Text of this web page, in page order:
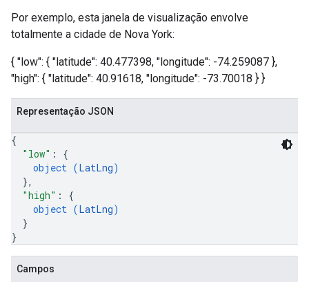
Por exemplo, esta janela de visualização envolve
totalmente a cidade de Nova York:
{ "low": { "latitude": 40.477398, "longitude": -74.259087 },
"high": { "latitude": 40.91618, "longitude": -73.70018 } }
Representação JSON
{
"low" : {
object (LatLng)
},
"high" : {
object (LatLng)
}
}
Campos